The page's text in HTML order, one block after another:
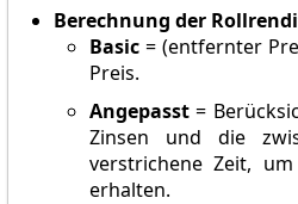
Berechnung der
Basic= (entfernter
Preis.
Angepasst=
Zinsen und die
verstrichene Zeit,
erhalten.